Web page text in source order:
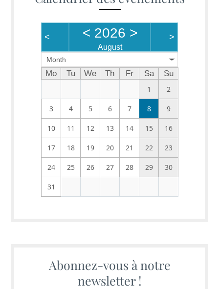
< < 2026 >
August
>
Month
Mo Tu We Th Fr Sa
Su
1
2
3 4 5 6 7 8 9
10 11 12 13 14 15 16
17 18 19 20 21 22 23
24 25 26 27 28 29 30
31
Abonnez-vous à notre
newsletter !